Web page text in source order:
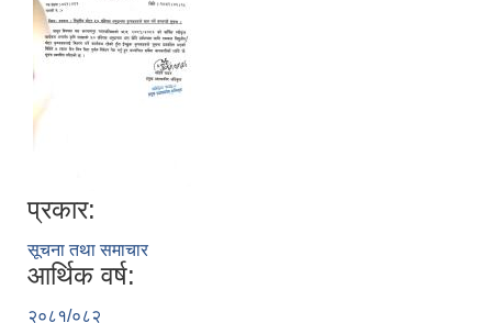
प्रकार:
सूचना तथा समाचार
आर्थिक वर्ष:
२०८१/०८२